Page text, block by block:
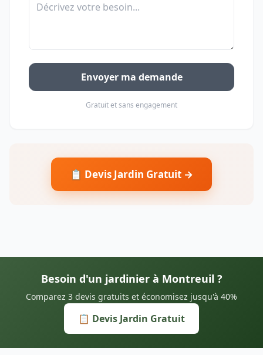
Envoyer ma demande
Gratuit et sans engagement
📋 Devis Jardin Gratuit →
Besoin d'un jardinier à Montreuil ?
Comparez 3 devis gratuits et économisez jusqu'à 40%
📋 Devis Jardin Gratuit